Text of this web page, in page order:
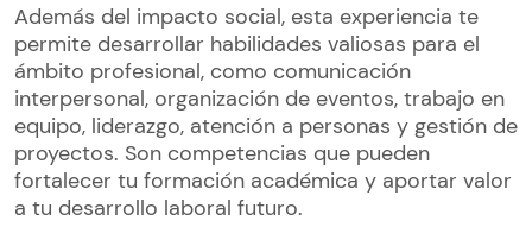
Además del impacto social, esta experiencia te
permite desarrollar habilidades valiosas para el
ámbito profesional, como comunicación
interpersonal, organización de eventos, trabajo en
equipo, liderazgo, atención a personas y gestión de
proyectos. Son competencias que pueden
fortalecer tu formación académica y aportar valor
a tu desarrollo laboral futuro.